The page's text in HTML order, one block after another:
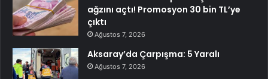
ağzını açtı! Promosyon 30 bin TL’ye
çıktı
Ağustos 7, 2026
Aksaray’da Çarpışma: 5 Yaralı
Ağustos 7, 2026